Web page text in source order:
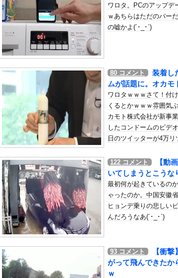
【画像】露出狂の高校女教師、見つかるｗｗｗ
【動画】 撮影走行でホンダADUO改良型エンジン（PU）を搭載し
【悲報】 氷河期弱おぢ（50）、新聞に絶望の投稿ｗｗｗｗｗｗｗ
【モニター】HDRの理想と現実
ゲーム「すごい武器を手に入れましたが必要レベルに達していな
暇やから近くの山に探検するぜ
太平洋戦争史振り返ると思ったけど日本より欧米が諸悪の根源や
ドジャース・佐々木朗希、5回まで2失点の力投
白戸ゆめのアナ セクシーニットのノースリーブ巨乳！！【GIF動
【日向坂46】来月、坂道vsカワラボvsスタダvsハロプロの大激戦
【超悲報】明日花キララさん、専門家からあまりにも非情な一言
新人声優の結月花、下乳丸出しスタイル抜群の水着姿を披露
【動画】両方馬鹿（笑）ミニストップでトラックと衝突したドラ
コメ高値掴みの損切り加速ｗｗｗｗｗｗｗｗｗ
【画像】おまえらくんの机がこの女の子の椅子にされてたらｗｗｗ
【画像】この女優さん、可愛すぎる
【朗報】齋藤飛鳥、前屈みで完全に見えてる動画が拡散されてし
海外「日本よ、お前がナンバーワンだ」 熊本地震直後の日本の対
勇気を出して白人美女にチン凸したアジア人短小男
、爆笑され
ワロタ。PCのアップデ
ｗあちらはただのバー
の嘘かよ(´･_･`)
80 コメント
装着し
ムが話題に。オカモ
ワロタｗｗｗさて！付
くるとかｗｗｗ雰囲気
カモト株式会社が新事
したコンドームのビデ
日のツイッターが4万
んじゃない？さて！付
ン」とかどうだろう。
122 コメント
【動
いてしまうとこうな
最初何が起きているの
ゃったのか。中国安徽
ヒョンデ乗りの悲しい
んだろうなあ(´･_･`)
93 コメント
【衝
がって飛んできたか
ｗ